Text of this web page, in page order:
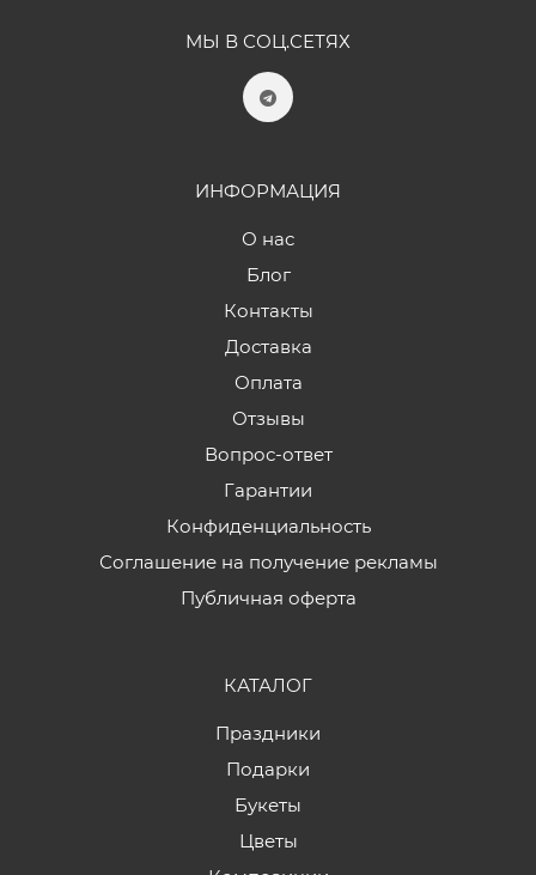
МЫ В СОЦ.СЕТЯХ
ИНФОРМАЦИЯ
О нас
Блог
Контакты
Доставка
Оплата
Отзывы
Вопрос-ответ
Гарантии
Конфиденциальность
Соглашение на получение рекламы
Публичная оферта
КАТАЛОГ
Праздники
Подарки
Букеты
Цветы